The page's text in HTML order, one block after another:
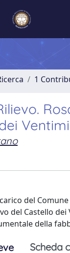
1
del
del Castello
della
Scheda